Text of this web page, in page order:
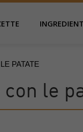
PATATE
le